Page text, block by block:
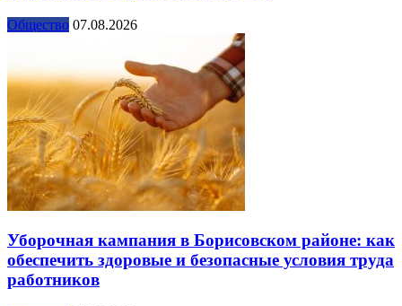
Общество 07.08.2026
Уборочная кампания в Борисовском районе: как
обеспечить здоровые и безопасные условия труда
работников